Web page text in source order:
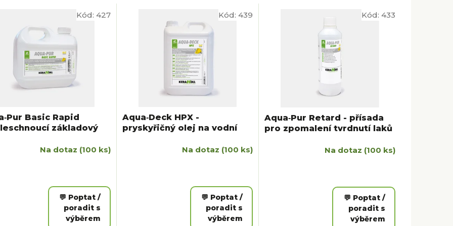
Basic Rapid
základový
Na dotaz (100 ks)
💬 Poptat /
poradit s
výběrem
Kód: 427
Aqua‑Deck HPX -
pryskyřičný olej na vodní
Na dotaz (100 ks)
💬 Poptat /
poradit s
výběrem
Kód: 439
Aqua‑Pur Retard - přísada
pro zpomalení tvrdnutí laků
Na dotaz (100 ks)
💬 Poptat /
poradit s
výběrem
Kód: 433